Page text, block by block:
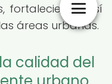
fortaleciendo así
áreas urbanas.
calidad del